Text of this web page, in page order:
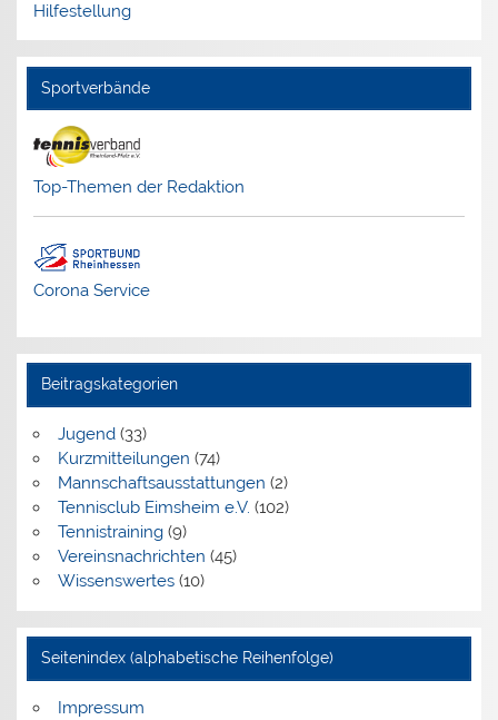
Hilfestellung
Sportverbände
Top-Themen der Redaktion
Corona Service
Beitragskategorien
Jugend(33)
Kurzmitteilungen (74)
Mannschaftsausstattungen (2)
Tennisclub Eimsheim e.V. (102)
Tennistraining(9)
Vereinsnachrichten (45)
Wissenswertes(10)
Seitenindex (alphabetische Reihenfolge)
Impressum